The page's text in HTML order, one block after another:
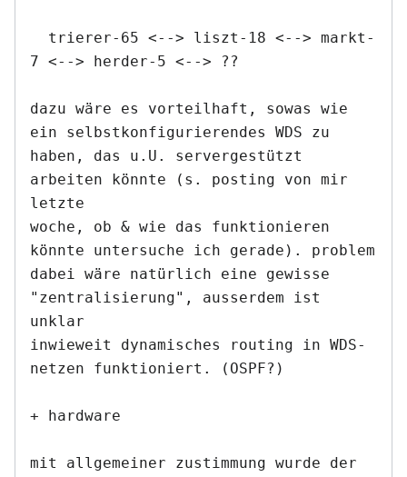
7 <--> herder-5 <--> ??
dazu wäre es vorteilhaft, sowas wie
ein selbstkonfigurierendes WDS zu
haben, das u.U. servergestützt
arbeiten könnte (s. posting von mir
letzte
woche, ob & wie das funktionieren
könnte untersuche ich gerade). problem
dabei wäre natürlich eine gewisse
"zentralisierung", ausserdem ist
unklar
inwieweit dynamisches routing in WDS-
netzen funktioniert. (OSPF?)
+ hardware
mit allgemeiner zustimmung wurde der